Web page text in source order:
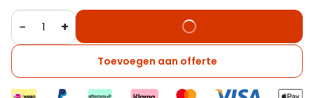
− +
Toevoegen aan offerte